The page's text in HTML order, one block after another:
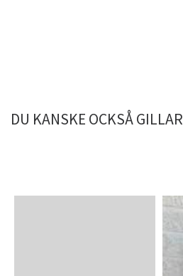
DU KANSKE OCKSÅ GILLAR